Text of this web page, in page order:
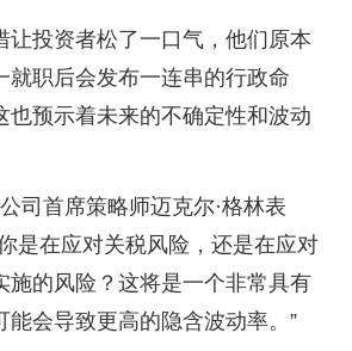
让投资者松了一口气，他们原本
就职后会发布一连串的行政命
也预示着未来的不确定性和波动
司首席策略师迈克尔·格林表
是在应对关税风险，还是在应对
施的风险？这将是一个非常具有
能会导致更高的隐含波动率。”